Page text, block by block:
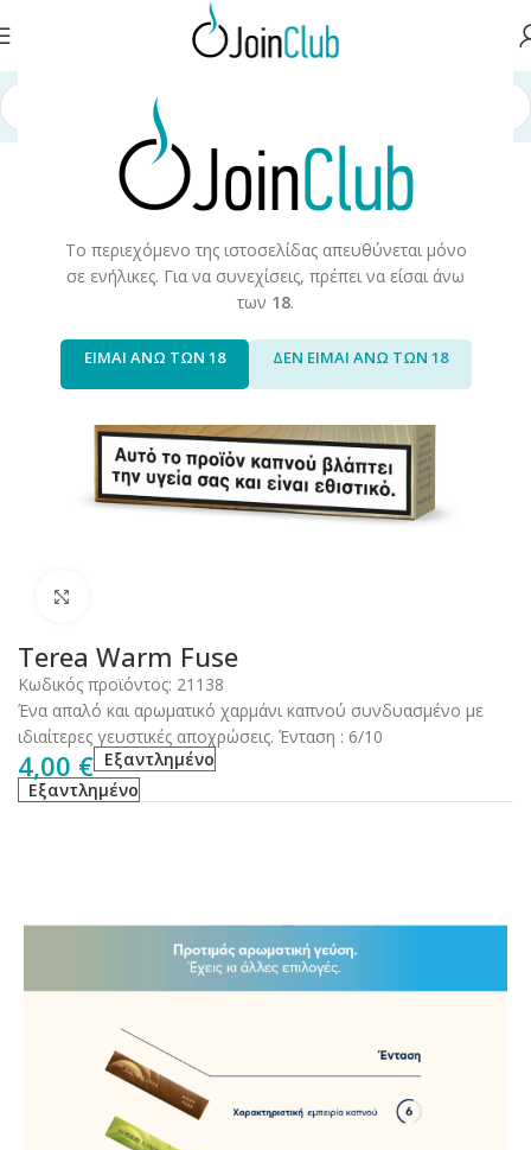
Το περιεχόμενο της ιστοσελίδας απευθύνεται μόνο
σε ενήλικες. Για να συνεχίσεις, πρέπει να είσαι άνω
των 18.
ΕΙΜΑΙ ΑΝΩ ΤΩΝ 18 ΔΕΝ ΕΙΜΑΙ ΑΝΩ ΤΩΝ 18
Iqos
Terea Warm Fuse
Κωδικός προϊόντος: 21138
Ένα απαλό και αρωματικό χαρμάνι καπνού συνδυασμένο με
ιδιαίτερες γευστικές αποχρώσεις. Ένταση : 6/10
4,00 € Εξαντλημένο
Εξαντλημένο